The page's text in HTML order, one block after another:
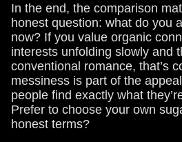
In the end, the comparison
honest question: what do you
now? If you value organic
interests unfolding slowly and
conventional romance, that’s
messiness is part of the
people find exactly what
Prefer to choose your own
honest terms?